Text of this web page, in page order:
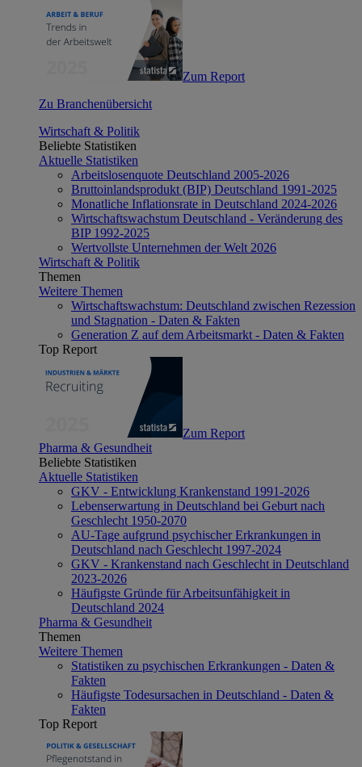
Zum Report
Zu Branchenübersicht
Wirtschaft & Politik
Beliebte Statistiken
Aktuelle Statistiken
Arbeitslosenquote Deutschland 2005-2026
Bruttoinlandsprodukt (BIP) Deutschland 1991-2025
Monatliche Inflationsrate in Deutschland 2024-2026
Wirtschaftswachstum Deutschland - Veränderung des
BIP 1992-2025
Wertvollste Unternehmen der Welt 2026
Wirtschaft & Politik
Themen
Weitere Themen
Wirtschaftswachstum: Deutschland zwischen Rezession
und Stagnation - Daten & Fakten
Generation Z auf dem Arbeitsmarkt - Daten & Fakten
Top Report
Zum Report
Pharma & Gesundheit
Beliebte Statistiken
Aktuelle Statistiken
GKV - Entwicklung Krankenstand 1991-2026
Lebenserwartung in Deutschland bei Geburt nach
Geschlecht 1950-2070
AU-Tage aufgrund psychischer Erkrankungen in
Deutschland nach Geschlecht 1997-2024
GKV - Krankenstand nach Geschlecht in Deutschland
2023-2026
Häufigste Gründe für Arbeitsunfähigkeit in
Deutschland 2024
Pharma & Gesundheit
Themen
Weitere Themen
Statistiken zu psychischen Erkrankungen - Daten &
Fakten
Häufigste Todesursachen in Deutschland - Daten &
Fakten
Top Report